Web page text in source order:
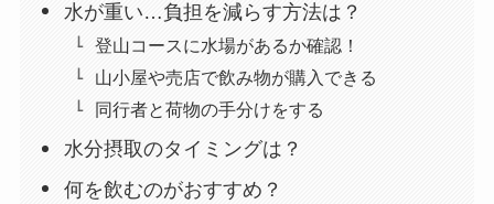
水が重い…負担を減らす方法は？
登山コースに水場があるか確認！
山小屋や売店で飲み物が購入できる
同行者と荷物の手分けをする
水分摂取のタイミングは？
何を飲むのがおすすめ？